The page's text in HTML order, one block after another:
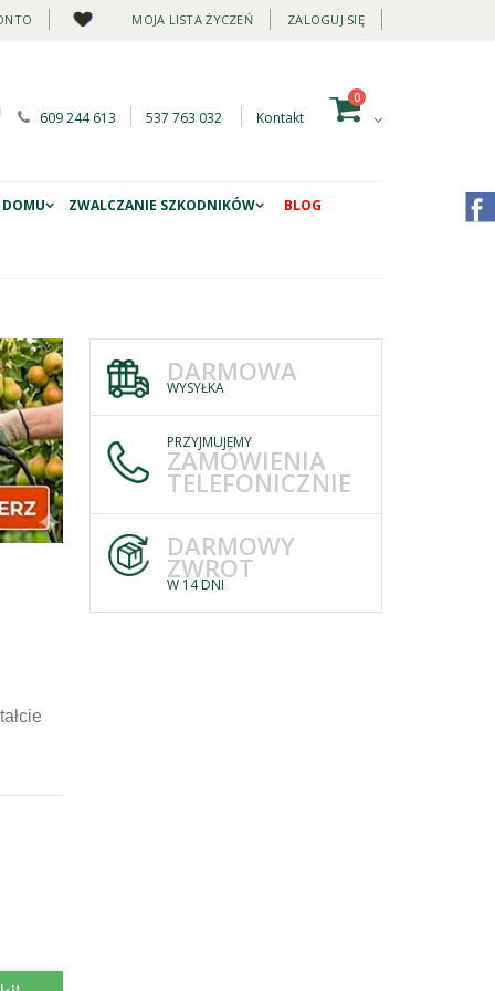
MOJA LISTA ŻYCZEŃ ZALOGUJ SIĘ
609 244 613 537 763 032 Kontakt
0
ZWALCZANIE SZKODNIKÓW BLOG
DARMOWA
WYSYŁKA
PRZYJMUJEMY
ZAMÓWIENIA
TELEFONICZNIE
DARMOWY
ZWROT
W 14 DNI